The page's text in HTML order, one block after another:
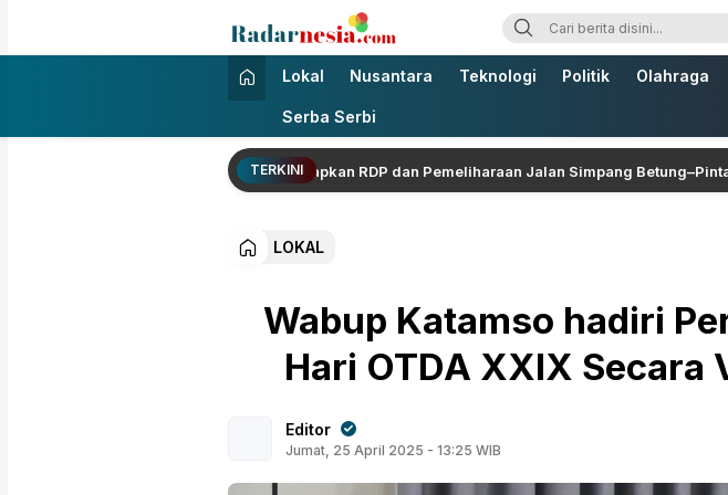
Radarnesia
Enak Dibaca
Lokal Nusantara Teknologi Politik Olahraga
Serba Serbi
TERKINI
Berbuah Hasil, DPRD Jambi Siapkan RDP dan Pemeliharaan Jalan Simpang Betung–Pintas
LOKAL
Wabup Katamso hadiri
Hari OTDA XXIX Secara
Editor
Jumat, 25 April 2025 - 13:25 WIB